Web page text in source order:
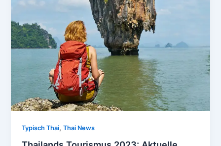
Typisch Thai,Thai News